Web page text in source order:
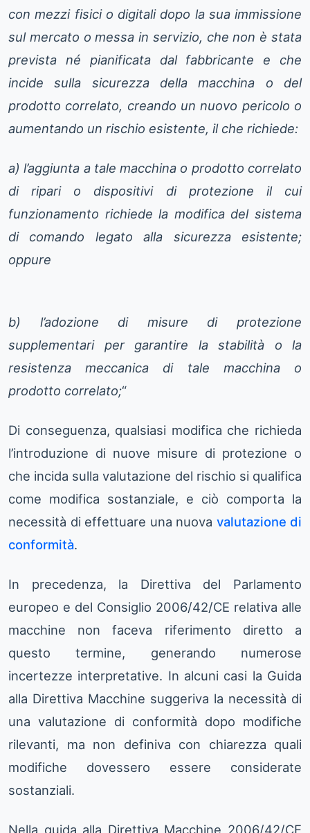
con mezzi fisici o digitali dopo la sua immissione
sul mercato o messa in servizio, che non è stata
prevista né pianificata dal fabbricante e che
incide sulla sicurezza della macchina o del
prodotto correlato, creando un nuovo pericolo o
aumentando un rischio esistente, il che richiede:
a) l’aggiunta a tale macchina o prodotto correlato
di ripari o dispositivi di protezione il cui
funzionamento richiede la modifica del sistema
di comando legato alla sicurezza esistente;
oppure
b) l’adozione di misure di protezione
supplementari per garantire la stabilità o la
resistenza meccanica di tale macchina o
prodotto correlato;“
Di conseguenza, qualsiasi modifica che richieda
l’introduzione di nuove misure di protezione o
che incida sulla valutazione del rischio si qualifica
come modifica sostanziale, e ciò comporta la
necessità di effettuare una nuova valutazione di
conformità.
In precedenza, la Direttiva del Parlamento
europeo e del Consiglio 2006/42/CE relativa alle
macchine non faceva riferimento diretto a
questo termine, generando numerose
incertezze interpretative. In alcuni casi la Guida
alla Direttiva Macchine suggeriva la necessità di
una valutazione di conformità dopo modifiche
rilevanti, ma non definiva con chiarezza quali
modifiche dovessero essere considerate
sostanziali.
Nella guida alla Direttiva Macchine 2006/42/CE